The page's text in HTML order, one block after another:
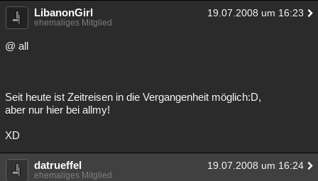
LibanonGirl 19.07.2008 um 16:23
ehemaliges Mitglied
@ all
Seit heute ist Zeitreisen in die Vergangenheit möglich:D,
aber nur hier bei allmy!
XD
datrueffel 19.07.2008 um 16:24
ehemaliges Mitglied